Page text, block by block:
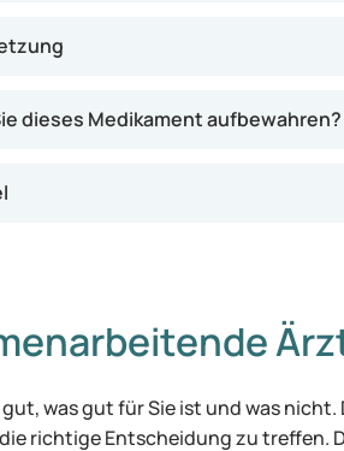
dieses Medikament aufbewahren?
was gut für Sie ist und was
richtige Entscheidung zu treffen.